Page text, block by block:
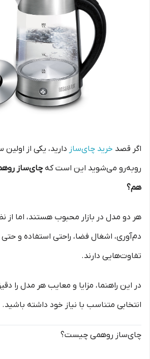
اگر قصد خرید چای‌ساز دارید، یکی از
روبه‌رو می‌شوید این است کهچای‌ساز
هم؟
هر دو مدل در بازار محبوب هستند، اما از
دم‌آوری، اشغال فضا، راحتی استفاده و
تفاوت‌هایی دارند.
در این راهنما، مزایا و معایب هر مدل را
انتخابی متناسب با نیاز خود داشته باشید.
چای‌ساز روهمی چیست؟